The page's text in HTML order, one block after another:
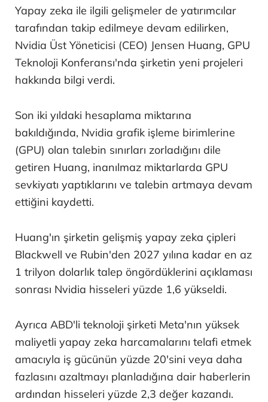
Yapay zeka ile ilgili gelişmeler de yatırımcılar
tarafından takip edilmeye devam edilirken,
Nvidia Üst Yöneticisi (CEO) Jensen Huang, GPU
Teknoloji Konferansı'nda şirketin yeni projeleri
hakkında bilgi verdi.
Son iki yıldaki hesaplama miktarına
bakıldığında, Nvidia grafik işleme birimlerine
(GPU) olan talebin sınırları zorladığını dile
getiren Huang, inanılmaz miktarlarda GPU
sevkiyatı yaptıklarını ve talebin artmaya devam
ettiğini kaydetti.
Huang'ın şirketin gelişmiş yapay zeka çipleri
Blackwell ve Rubin'den 2027 yılına kadar en az
1 trilyon dolarlık talep öngördüklerini açıklaması
sonrası Nvidia hisseleri yüzde 1,6 yükseldi.
Ayrıca ABD'li teknoloji şirketi Meta'nın yüksek
maliyetli yapay zeka harcamalarını telafi etmek
amacıyla iş gücünün yüzde 20'sini veya daha
fazlasını azaltmayı planladığına dair haberlerin
ardından hisseleri yüzde 2,3 değer kazandı.